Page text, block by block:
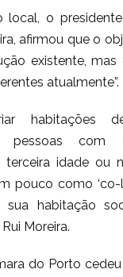
local, o
afirmou que o
existente,
atualmente”.
habitações
pessoas com
terceira idade ou
pouco como ‘co-
sua habitação
Moreira.
do Porto